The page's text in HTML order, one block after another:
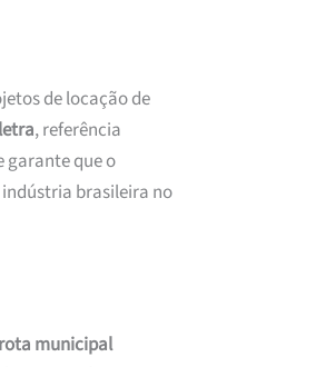
de locação de
, referência
garante que o
brasileira no
municipal